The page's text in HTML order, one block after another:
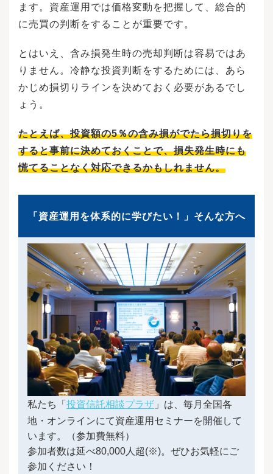
ます。資産運用では価格変動を把握して、総合的
に売買の判断をすることが重要です。
とはいえ、含み損発生時の売却判断は容易ではあ
りません。冷静な投資判断をするためには、あら
かじめ損切りラインを決めておく必要があるでし
ょう。
たとえば、投資額の5％の含み損がでたら損切りを
すると事前に決めておくことで、損失発生時にも
慌てることなく対応できるかもしれません。
「資産運用を体系的に学びたい！」そんな方へ
私たち「 投資信託相談プラザ 」は、毎月全国各
地・オンラインにて資産運用セミナーを開催して
います。（参加費無料）
参加者数は延べ80,000人超(※)。ぜひお気軽にご
参加ください！